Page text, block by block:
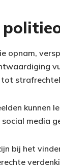
kunnen
media
bij het